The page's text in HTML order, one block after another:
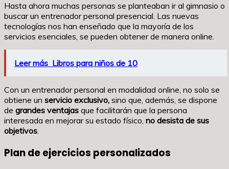
Hasta ahora muchas personas se planteaban ir al gimnasio o
buscar un entrenador personal presencial. Las nuevas
tecnologías nos han enseñado que la mayoría de los
servicios esenciales, se pueden obtener de manera online.
Leer más Libros para niños de 10
Con un entrenador personal en modalidad online, no solo se
obtiene un servicio exclusivo, sino que, además, se dispone
de grandes ventajas que facilitarán que la persona
interesada en mejorar su estado físico, no desista de sus
objetivos.
Plan de ejercicios personalizados